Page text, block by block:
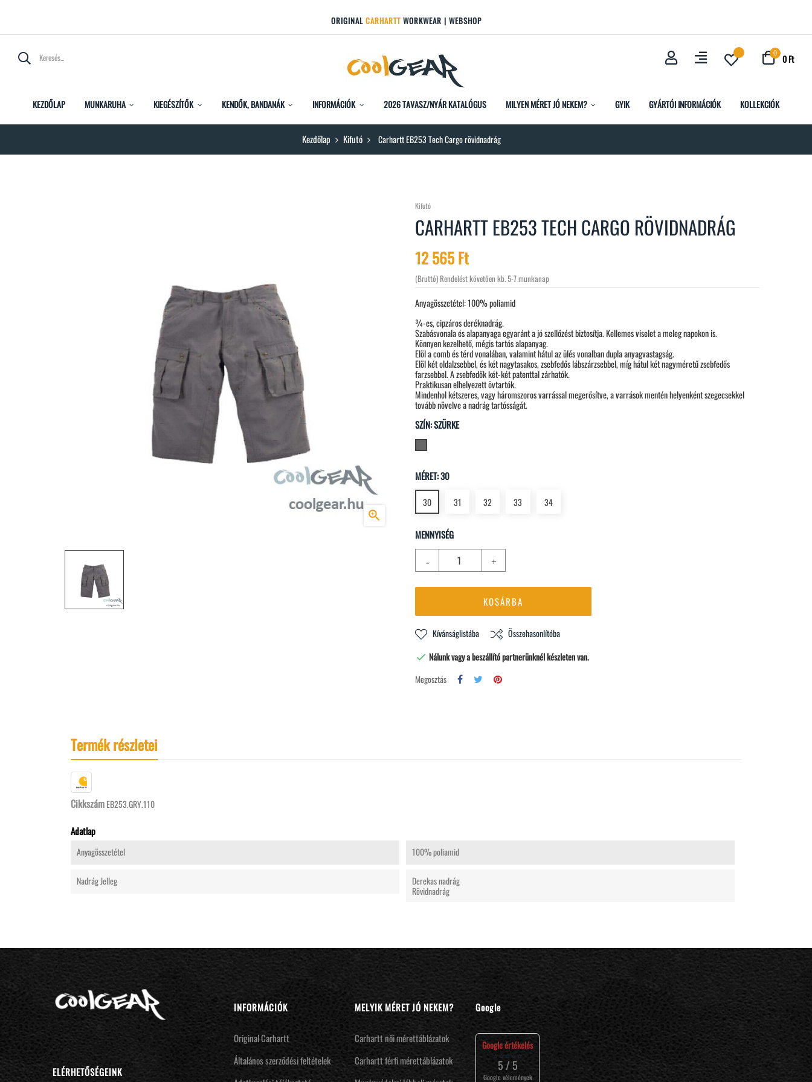
ORIGINALCARHARTTWORKWEAR | WEBSHOP
0 0 Ft
KEZDŐLAP MUNKARUHA KIEGÉSZÍTŐK KENDŐK, BANDANÁK INFORMÁCIÓK 2026 TAVASZ/NYÁR KATALÓGUS MILYEN MÉRET JÓ NEKEM? GYIK GYÁRTÓI INFORMÁCIÓK KOLLEKCIÓK
Kezdőlap Kifutó Carhartt EB253 Tech Cargo rövidnadrág

Kifutó
CARHARTT EB253 TECH CARGO RÖVIDNADRÁG
12 565 Ft
(Bruttó) Rendelést követően kb. 5-7 munkanap
Anyagösszetétel: 100% poliamid
¾-es, cipzáros deréknadrág.
Szabásvonala és alapanyaga egyaránt a jó szellőzést biztosítja. Kellemes viselet a meleg napokon is.
Könnyen kezelhető, mégis tartós alapanyag.
Elöl a comb és térd vonalában, valamint hátul az ülés vonalban dupla anyagvastagság.
Elöl két oldalzsebbel, és két nagytasakos, zsebfedős lábszárzsebbel, míg hátul két nagyméretű zsebfedős
farzsebbel. A zsebfedők két-két patenttal zárhatók.
Praktikusan elhelyezett övtartók.
Mindenhol kétszeres, vagy háromszoros varrással megerősítve, a varrások mentén helyenként szegecsekkel
tovább növelve a nadrág tartósságát.
SZÍN: SZÜRKE
Szürke
MÉRET: 30
30 31 32 33 34
MENNYISÉG
KOSÁRBA
Kívánságlistába Összehasonlítóba
 Nálunk vagy a beszállító partnerünknél készleten van.
Megosztás
Termék részletei
CikkszámEB253.GRY.110
Adatlap
Anyagösszetétel 100% poliamid
Nadrág Jelleg
Derekas nadrág
Rövidnadrág
ELÉRHETŐSÉGEINK
INFORMÁCIÓK
Original Carhartt
Általános szerződési feltételek
MELYIK MÉRET JÓ NEKEM?
Carhartt női mérettáblázatok
Carhartt férfi mérettáblázatok
Google
Google értékelés
⭐⭐⭐⭐⭐
5 / 5
Google vélemények